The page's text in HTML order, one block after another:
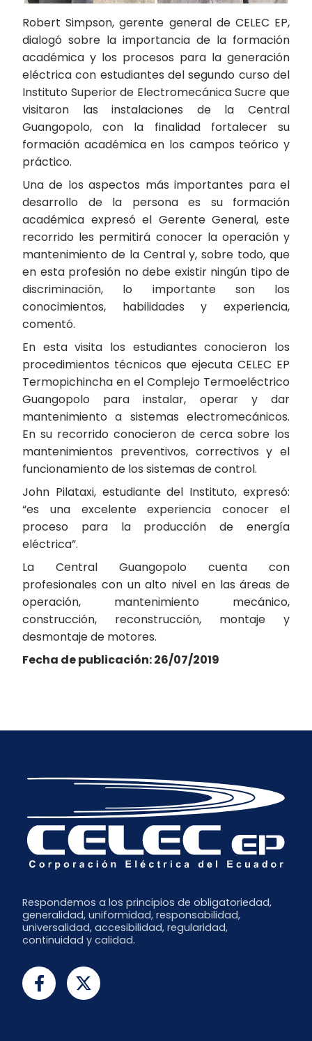
Robert Simpson, gerente general de CELEC EP,
dialogó sobre la importancia de la formación
académica y los procesos para la generación
eléctrica con estudiantes del segundo curso del
Instituto Superior de Electromecánica Sucre que
visitaron las instalaciones de la Central
Guangopolo, con la finalidad fortalecer su
formación académica en los campos teórico y
práctico.
Una de los aspectos más importantes para el
desarrollo de la persona es su formación
académica expresó el Gerente General, este
recorrido les permitirá conocer la operación y
mantenimiento de la Central y, sobre todo, que
en esta profesión no debe existir ningún tipo de
discriminación, lo importante son los
conocimientos, habilidades y experiencia,
comentó.
En esta visita los estudiantes conocieron los
procedimientos técnicos que ejecuta CELEC EP
Termopichincha en el Complejo Termoeléctrico
Guangopolo para instalar, operar y dar
mantenimiento a sistemas electromecánicos.
En su recorrido conocieron de cerca sobre los
mantenimientos preventivos, correctivos y el
funcionamiento de los sistemas de control.
John Pilataxi, estudiante del Instituto, expresó:
“es una excelente experiencia conocer el
proceso para la producción de energía
eléctrica”.
La Central Guangopolo cuenta con
profesionales con un alto nivel en las áreas de
operación, mantenimiento mecánico,
construcción, reconstrucción, montaje y
desmontaje de motores.
Fecha de publicación: 26/07/2019
Respondemos a los principios de obligatoriedad,
generalidad, uniformidad, responsabilidad,
universalidad, accesibilidad, regularidad,
continuidad y calidad.